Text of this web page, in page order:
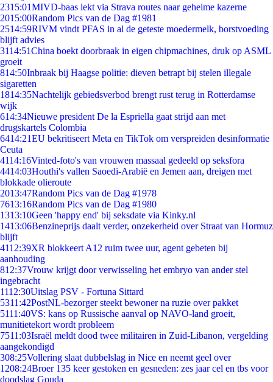
2315:01MIVD-baas lekt via Strava routes naar geheime kazerne
2015:00Random Pics van de Dag #1981
2514:59RIVM vindt PFAS in al de geteste moedermelk, borstvoeding
blijft advies
3114:51China boekt doorbraak in eigen chipmachines, druk op ASML
groeit
814:50Inbraak bij Haagse politie: dieven betrapt bij stelen illegale
sigaretten
1814:35Nachtelijk gebiedsverbod brengt rust terug in Rotterdamse
wijk
614:34Nieuwe president De la Espriella gaat strijd aan met
drugskartels Colombia
6414:21EU bekritiseert Meta en TikTok om verspreiden desinformatie
Ceuta
4114:16Vinted-foto's van vrouwen massaal gedeeld op seksfora
4414:03Houthi's vallen Saoedi-Arabië en Jemen aan, dreigen met
blokkade olieroute
2013:47Random Pics van de Dag #1978
7613:16Random Pics van de Dag #1980
1313:10Geen 'happy end' bij seksdate via Kinky.nl
1413:06Benzineprijs daalt verder, onzekerheid over Straat van Hormuz
blijft
4112:39XR blokkeert A12 ruim twee uur, agent gebeten bij
aanhouding
812:37Vrouw krijgt door verwisseling het embryo van ander stel
ingebracht
1112:30Uitslag PSV - Fortuna Sittard
5311:42PostNL-bezorger steekt bewoner na ruzie over pakket
5111:40VS: kans op Russische aanval op NAVO-land groeit,
munitietekort wordt probleem
7511:03Israël meldt dood twee militairen in Zuid-Libanon, vergelding
aangekondigd
308:25Vollering slaat dubbelslag in Nice en neemt geel over
1208:24Broer 135 keer gestoken en gesneden: zes jaar cel en tbs voor
doodslag Gouda